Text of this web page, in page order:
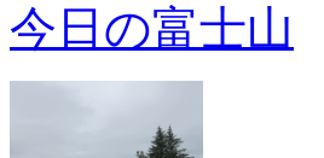
今日の富士山